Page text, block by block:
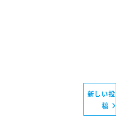
新しい投
稿